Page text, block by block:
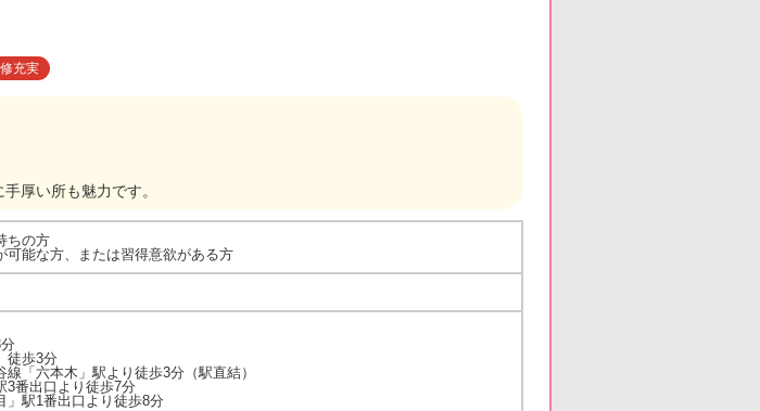
充実
厚い所も魅力です。
ちの方
可能な方、または習得意欲がある方
徒歩3分
「六本木」駅より徒歩3分（駅直結）
3番出口より徒歩7分
」駅1番出口より徒歩8分